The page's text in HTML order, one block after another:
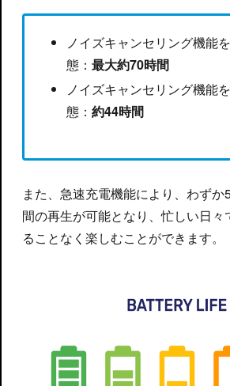
ノイズキャンセリング機能
態：最大約70時間
ノイズキャンセリング機能
態：約44時間
また、急速充電機能により、わず
間の再生が可能となり、忙しい日
ることなく楽しむことができます。